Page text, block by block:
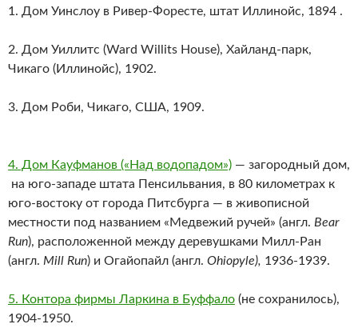
1. Дом Уинслоу в Ривер-Форесте, штат Иллинойс, 1894 .
2. Дом Уиллитс (Ward Willits House), Хайланд-парк,
Чикаго (Иллинойс), 1902.
3. Дом Роби, Чикаго, США, 1909.
4. Дом Кауфманов («Над водопадом») — загородный дом,
на юго-западе штата Пенсильвания, в 80 километрах к
юго-востоку от города Питсбурга — в живописной
местности под названием «Медвежий ручей» (англ. Bear
Run), расположенной между деревушками Милл-Ран
(англ. Mill Run) и Огайопайл (англ. Ohiopyle), 1936-1939.
5. Контора фирмы Ларкина в Буффало (не сохранилось),
1904-1950.